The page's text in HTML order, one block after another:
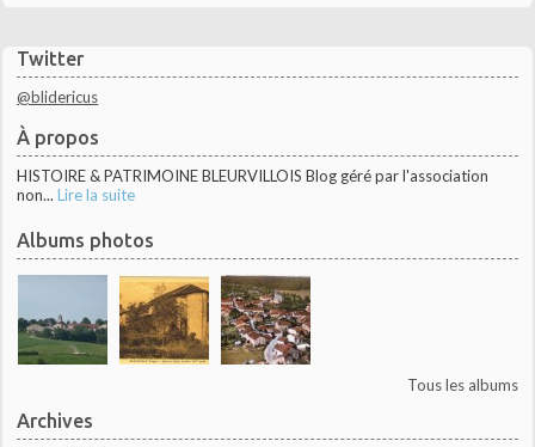
Twitter
@blidericus
À propos
HISTOIRE & PATRIMOINE BLEURVILLOIS Blog géré par l'association
non... Lire la suite
Albums photos
Tous les albums
Archives